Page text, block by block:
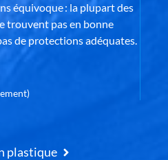
équivoque : la plupart des
trouvent pas en bonne
de protections adéquates.
plastique